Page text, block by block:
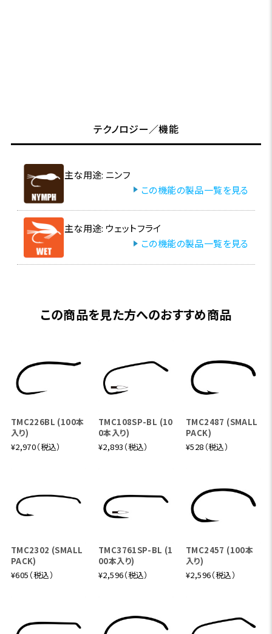
テクノロジー／機能
主な用途: ニンフ
この機能の製品一覧を見る
主な用途: ウェットフライ
この機能の製品一覧を見る
この商品を見た方へのおすすめ商品
TMC226BL (100本
入り)
¥2,970（税込）
TMC108SP-BL (10
0本入り)
¥2,893（税込）
TMC2487 (SMALL
PACK)
¥528（税込）
TMC2302 (SMALL
PACK)
¥605（税込）
TMC3761SP-BL (1
00本入り)
¥2,596（税込）
TMC2457 (100本
入り)
¥2,596（税込）